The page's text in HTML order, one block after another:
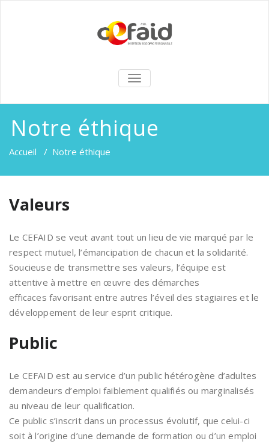
TOGGLE
NAVIGATION
Notre éthique
Accueil / Notre éthique
Valeurs
Le CEFAID se veut avant tout un lieu de vie marqué par le
respect mutuel, l’émancipation de chacun et la solidarité.
Soucieuse de transmettre ses valeurs, l’équipe est
attentive à mettre en œuvre des démarches
efficaces favorisant entre autres l’éveil des stagiaires et le
développement de leur esprit critique.
Public
Le CEFAID est au service d’un public hétérogène d’adultes
demandeurs d’emploi faiblement qualifiés ou marginalisés
au niveau de leur qualification.
Ce public s’inscrit dans un processus évolutif, que celui-ci
soit à l’origine d’une demande de formation ou d’un emploi